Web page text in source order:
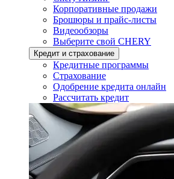
Корпоративные продажи
Брошюры и прайс-листы
Видеообзоры
Выберите свой CHERY
Кредит и страхование
Кредитные программы
Страхование
Одобрение кредита онлайн
Рассчитать кредит